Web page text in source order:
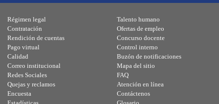
Régimen legal
Contratación
Rendición de cuentas
Pago virtual
Calidad
Talento humano
Ofertas de empleo
Concurso docente
Control interno
Buzón de notificaciones
Correo institucional
Redes Sociales
Quejas y reclamos
Encuesta
Mapa del sitio
FAQ
Atención en línea
Contáctenos